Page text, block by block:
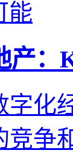
产：
字化
竞争